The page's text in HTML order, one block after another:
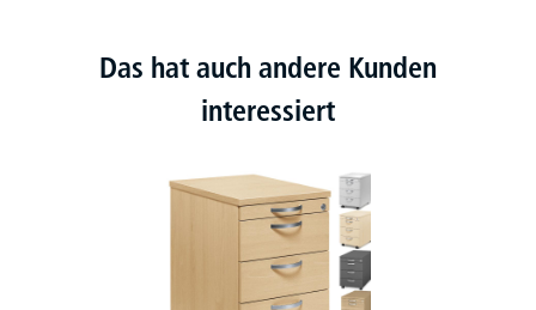
Das hat auch andere Kunden
interessiert